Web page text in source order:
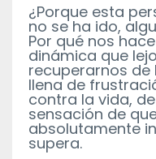
¿Porque esta
no se ha ido,
Por qué nos
dinámica que
recuperarnos de
llena de
contra la vida,
sensación de
absolutamente
supera.